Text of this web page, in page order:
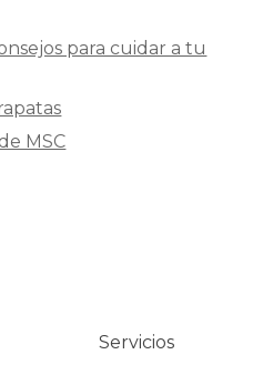
para cuidar a tu
MSC
Servicios